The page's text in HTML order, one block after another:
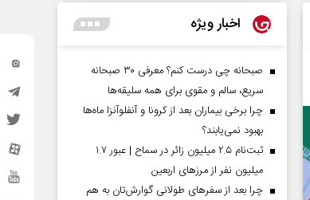
اخبار ویژه
صبحانه چی درست کنم؟ معرفی ۳۰ صبحانه
سریع، سالم و مقوی برای همه سلیقه‌ها
چرا برخی بیماران بعد از کرونا و آنفلوآنزا ماه‌ها
بهبود نمی‌یابند؟
ثبت‌نام ۲.۵ میلیون زائر در سماح | عبور ۱.۷
میلیون نفر از مرز‌های اربعین
چرا بعد از سفرهای طولانی گوارش‌تان به هم